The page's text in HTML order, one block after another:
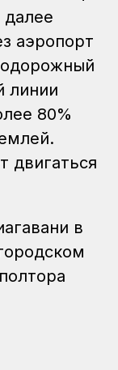
далее
аэропорт
линии
80%
двигаться
в